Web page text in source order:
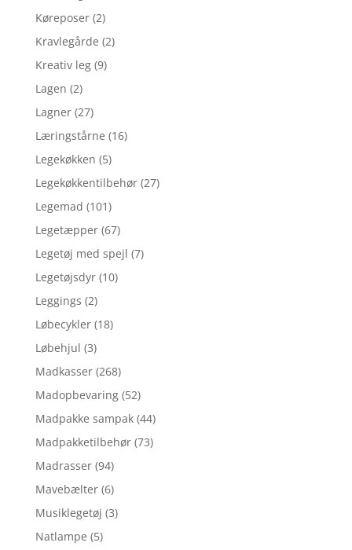
Køreposer (2)
Kravlegårde (2)
Kreativ leg (9)
Lagen (2)
Lagner (27)
Læringstårne (16)
Legekøkken (5)
Legekøkkentilbehør (27)
Legemad (101)
Legetæpper (67)
Legetøj med spejl (7)
Legetøjsdyr (10)
Leggings (2)
Løbecykler (18)
Løbehjul (3)
Madkasser (268)
Madopbevaring (52)
Madpakke sampak (44)
Madpakketilbehør (73)
Madrasser (94)
Mavebælter (6)
Musiklegetøj (3)
Natlampe (5)